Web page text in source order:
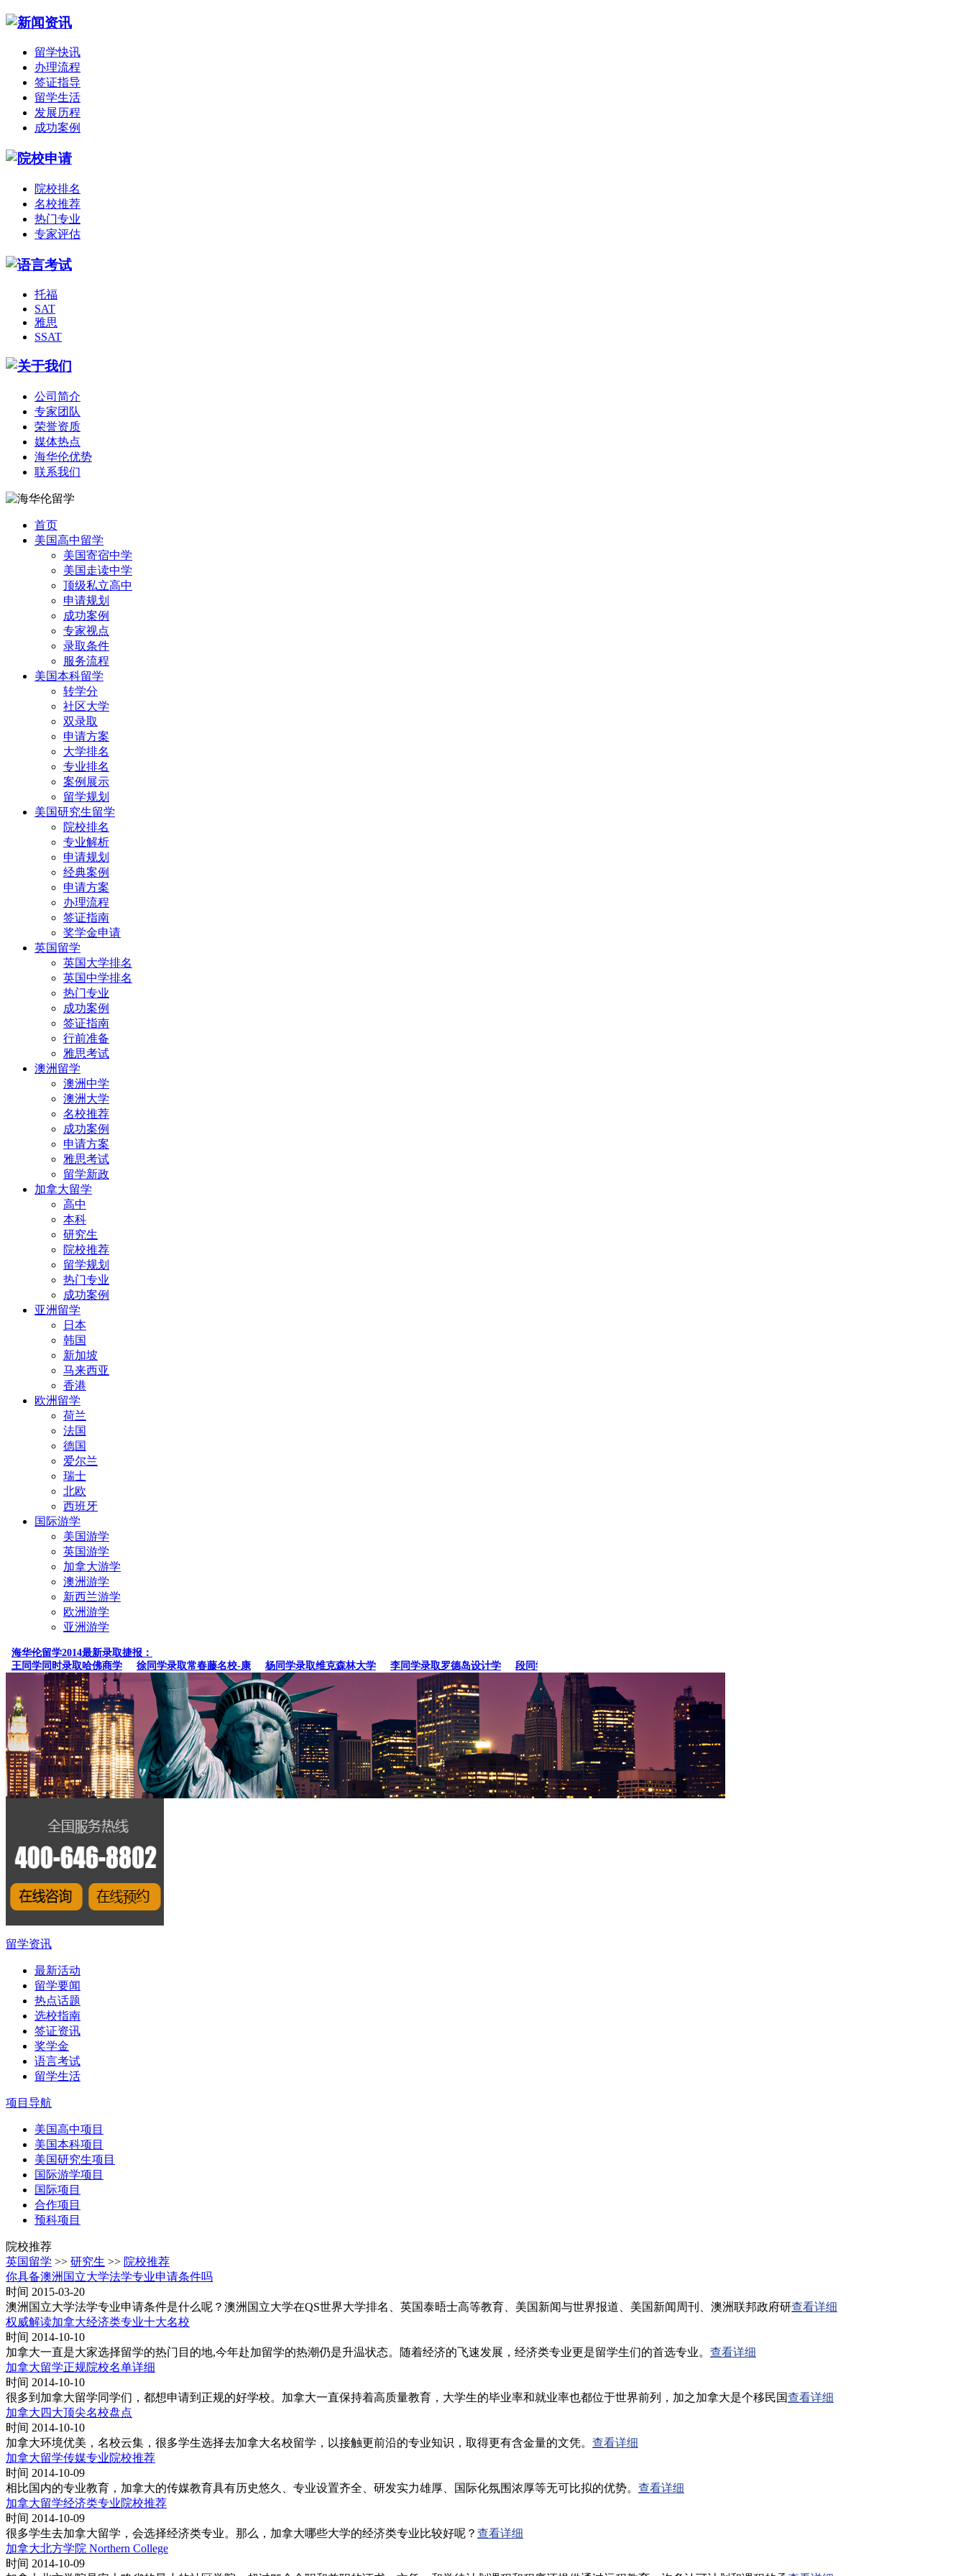
留学快讯
办理流程
签证指导
留学生活
发展历程
成功案例
院校排名
名校推荐
热门专业
专家评估
托福
SAT
雅思
SSAT
公司简介
专家团队
荣誉资质
媒体热点
海华伦优势
联系我们
首页
美国高中留学
美国寄宿中学
美国走读中学
顶级私立高中
申请规划
成功案例
专家视点
录取条件
服务流程
美国本科留学
转学分
社区大学
双录取
申请方案
大学排名
专业排名
案例展示
留学规划
美国研究生留学
院校排名
专业解析
申请规划
经典案例
申请方案
办理流程
签证指南
奖学金申请
英国留学
英国大学排名
英国中学排名
热门专业
成功案例
签证指南
行前准备
雅思考试
澳洲留学
澳洲中学
澳洲大学
名校推荐
成功案例
申请方案
雅思考试
留学新政
加拿大留学
高中
本科
研究生
院校推荐
留学规划
热门专业
成功案例
亚洲留学
日本
韩国
新加坡
马来西亚
香港
欧洲留学
荷兰
法国
德国
爱尔兰
瑞士
北欧
西班牙
国际游学
美国游学
英国游学
加拿大游学
澳洲游学
新西兰游学
欧洲游学
亚洲游学
海华伦留学2014最新录取捷报：
同学同时录取哈佛商学
徐同学录取常春藤名校-康 杨同学录取维克森林大学 李同学录取罗德岛设计学 段同学、贾同学录取纽约
留学资讯
最新活动
留学要闻
热点话题
选校指南
签证资讯
奖学金
语言考试
留学生活
项目导航
美国高中项目
美国本科项目
美国研究生项目
国际游学项目
国际项目
合作项目
预科项目
院校推荐
英国留学 >> 研究生 >> 院校推荐
你具备澳洲国立大学法学专业申请条件吗
时间 2015-03-20
澳洲国立大学法学专业申请条件是什么呢？澳洲国立大学在QS世界大学排名、英国泰晤士高等教育、美国新闻与世界报道、美国新闻周刊、澳洲联邦政府研查看详细
权威解读加拿大经济类专业十大名校
时间 2014-10-10
加拿大一直是大家选择留学的热门目的地,今年赴加留学的热潮仍是升温状态。随着经济的飞速发展，经济类专业更是留学生们的首选专业。 查看详细
加拿大留学正规院校名单详细
时间 2014-10-10
很多到加拿大留学同学们，都想申请到正规的好学校。加拿大一直保持着高质量教育，大学生的毕业率和就业率也都位于世界前列，加之加拿大是个移民国查看详细
加拿大四大顶尖名校盘点
时间 2014-10-10
加拿大环境优美，名校云集，很多学生选择去加拿大名校留学，以接触更前沿的专业知识，取得更有含金量的文凭。 查看详细
加拿大留学传媒专业院校推荐
时间 2014-10-09
相比国内的专业教育，加拿大的传媒教育具有历史悠久、专业设置齐全、研发实力雄厚、国际化氛围浓厚等无可比拟的优势。 查看详细
加拿大留学经济类专业院校推荐
时间 2014-10-09
很多学生去加拿大留学，会选择经济类专业。那么，加拿大哪些大学的经济类专业比较好呢？ 查看详细
加拿大北方学院 Northern College
时间 2014-10-09